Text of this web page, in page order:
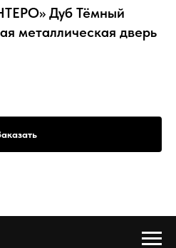
Дуб Тёмный
металлическая дверь